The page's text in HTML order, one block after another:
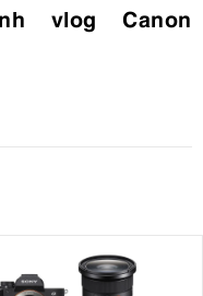
vlog Canon
creator
phim ấn tượng và khả